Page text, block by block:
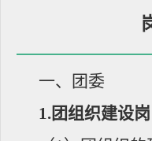
一、团委
1.团组织建设岗